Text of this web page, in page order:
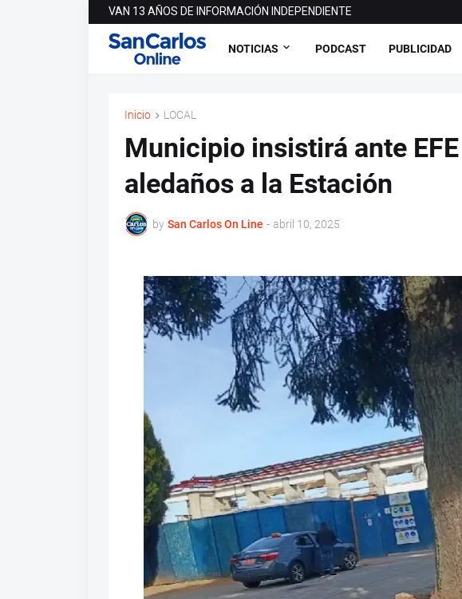
VAN 13 AÑOS DE INFORMACIÓN INDEPENDIENTE
NOTICIAS PODCAST PUBLICIDAD
Inicio LOCAL
Municipio insistirá ante
aledaños a la Estación
by San Carlos On Line - abril 10, 2025